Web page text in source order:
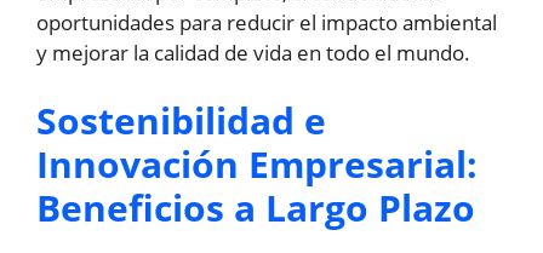
oportunidades para reducir el impacto ambiental
y mejorar la calidad de vida en todo el mundo.
Sostenibilidad e
Innovación Empresarial:
Beneficios a Largo Plazo